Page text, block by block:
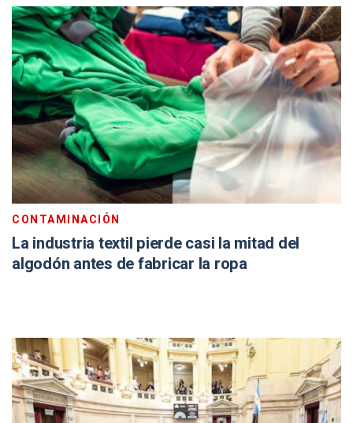
CONTAMINACIÓN
La industria textil pierde casi la mitad del
algodón antes de fabricar la ropa